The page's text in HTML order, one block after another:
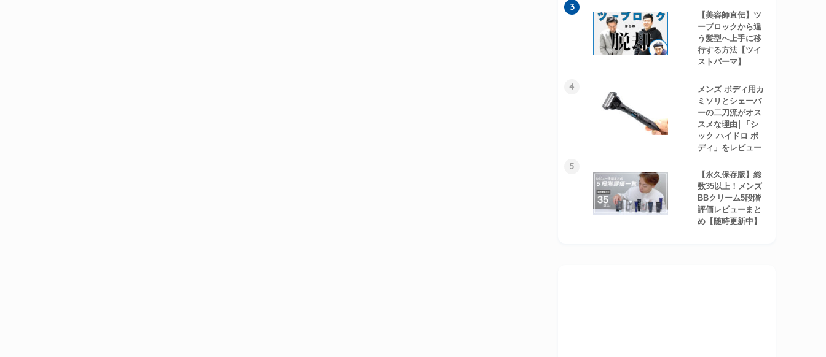
3
【美容師直伝】ツ
ーブロックから違
う髪型へ上手に移
行する方法【ツイ
ストパーマ】
4
メンズ ボディ用カ
ミソリとシェーバ
ーの二刀流がオス
スメな理由│「シ
ック ハイドロ ボ
ディ」をレビュー
5
【永久保存版】総
数35以上！メンズ
BBクリーム5段階
評価レビューまと
め【随時更新中】